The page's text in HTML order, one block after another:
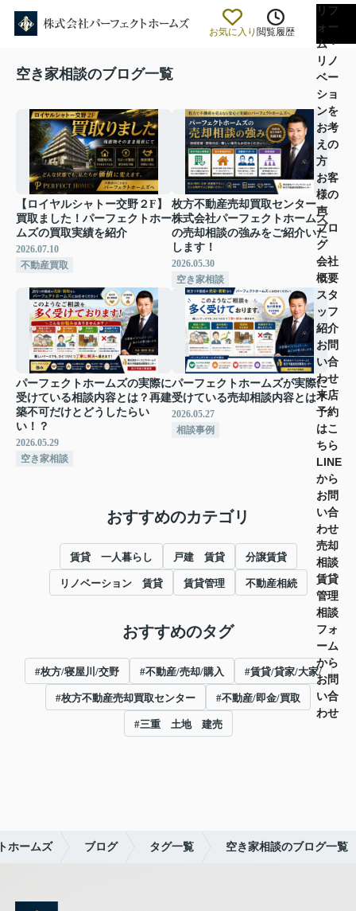
お気に入り 閲覧履歴
リフ
ォー
ム・
リノ
ベー
ショ
ンを
お考
えの
方
お客
様の
声
ブロ
グ
会社
概要
スタ
ッフ
紹介
お問
い合
わせ
来店
予約
はこ
ちら
LINE
から
お問
い合
わせ
売却
相談
賃貸
管理
相談
フォ
ーム
から
お問
い合
わせ
空き家相談のブログ一覧
【ロイヤルシャトー交野２F】
買取ました！パーフェクトホー
ムズの買取実績を紹介
2026.07.10
不動産買取
枚方不動産売却買取センター
株式会社パーフェクトホームズ
の売却相談の強みをご紹介いた
します！
2026.05.30
空き家相談
パーフェクトホームズの実際に
受けている相談内容とは？再建
築不可だけとどうしたらい
い！？
2026.05.29
空き家相談
パーフェクトホームズが実際に
受けている売却相談内容とは？
2026.05.27
相談事例
おすすめのカテゴリ
賃貸 一人暮らし 戸建 賃貸 分譲賃貸
リノベーション 賃貸 賃貸管理 不動産相続
おすすめのタグ
#枚方/寝屋川/交野 #不動産/売却/購入 #賃貸/貸家/大家/
#枚方不動産売却買取センター #不動産/即金/買取
#三重 土地 建売
ホームズ ブログ タグ一覧 空き家相談のブログ一覧